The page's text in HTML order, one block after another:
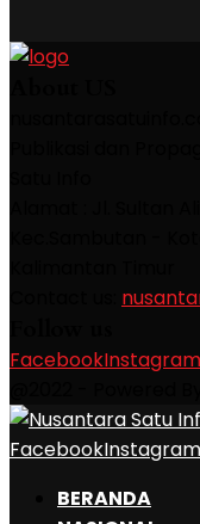
FacebookInstagram
FacebookInstagram
BERANDA